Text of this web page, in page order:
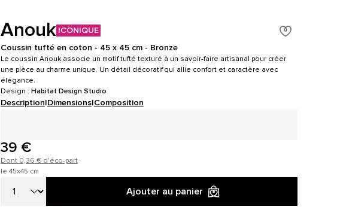
Anouk ICONIQUE
Coussin tufté en coton - 45 x 45 cm - Bronze
Le coussin Anouk associe un motif tufté texturé à un savoir-faire artisanal pour créer
une pièce au charme unique. Un détail décoratif qui allie confort et caractère avec
élégance.
Design : Habitat Design Studio
Description|Dimensions|Composition
39 €
Dont 0,36 € d'éco-part
le 45x45 cm
Ajouter au panier